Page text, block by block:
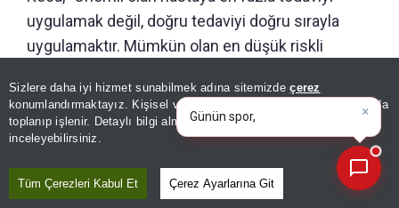
Sizlere daha iyi hizmet sunabilmek adına sitemizdeçerez
konumlandırmaktayız. Kişisel verileriniz, KVKK ve GDPR kapsamında
toplanıp işlenir. Detaylı bilgi almak içinAydınlatma Metnimizi
inceleyebilirsiniz.
Tüm Çerezleri Kabul Et Çerez Ayarlarına Git
uygulamak değil, doğru tedaviyi doğru sırayla
uygulamaktır. Mümkün olan en düşük riskli
tedavilere ancak gerekli olduğunda geçilmelidir.
Asıl olan hastaya zarar vermemektir" ifadelerini
kullandı.
Editör :MELİN ÖZTÜRK|Kaynak: İHLAS HABER AJANSI
Günün spor, gündem ve
ekonomi gelişmelerini analiz
ed|